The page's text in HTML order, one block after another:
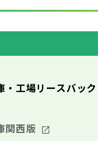
・工場リースバッ
関西版